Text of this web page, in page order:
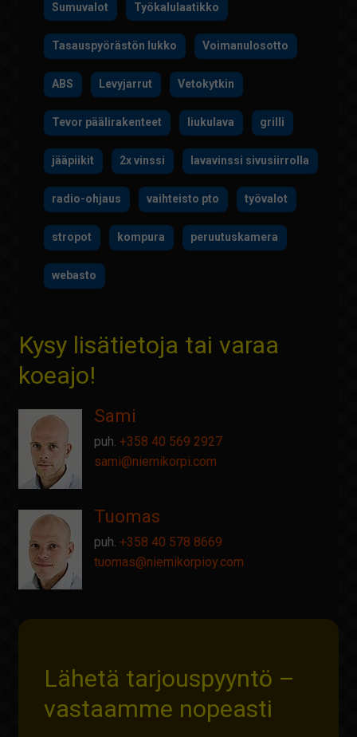
Sumuvalot Työkalulaatikko
Tasauspyörästön lukko Voimanulosotto
ABS Levyjarrut Vetokytkin
Tevor päälirakenteet liukulava grilli
jääpiikit 2x vinssi lavavinssi sivusiirrolla
radio-ohjaus vaihteisto pto työvalot
stropot kompura peruutuskamera
webasto
Kysy lisätietoja tai varaa
koeajo!
Sami
puh. +358 40 569 2927
sami@niemikorpi.com
Tuomas
puh. +358 40 578 8669
tuomas@niemikorpioy.com
Lähetä tarjouspyyntö –
vastaamme nopeasti